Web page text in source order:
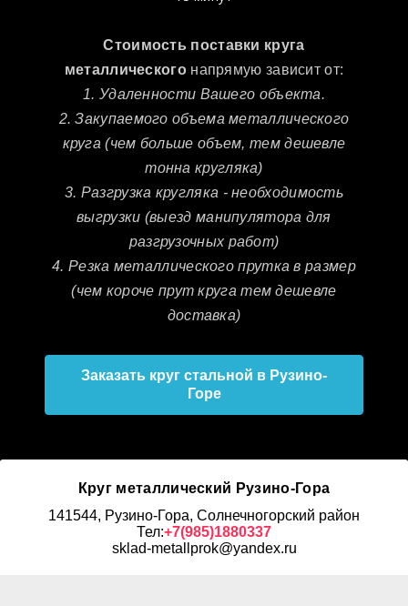
Стоимость поставки круга
металлического напрямую зависит от:
1. Удаленности Вашего объекта.
2. Закупаемого объема металлического
круга (чем больше объем, тем дешевле
тонна кругляка)
3. Разгрузка кругляка - необходимость
выгрузки (выезд манипулятора для
разгрузочных работ)
4. Резка металлического прутка в размер
(чем короче прут круга тем дешевле
доставка)
Заказать круг стальной в Рузино-
Горе
Круг металлический Рузино-Гора
141544, Рузино-Гора, Солнечногорский район
Тел:+7(985)1880337
sklad-metallprok@yandex.ru